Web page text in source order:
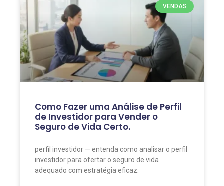
VENDAS
Como Fazer uma Análise de Perfil
de Investidor para Vender o
Seguro de Vida Certo.
perfil investidor — entenda como analisar o perfil
investidor para ofertar o seguro de vida
adequado com estratégia eficaz.